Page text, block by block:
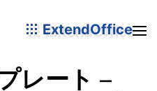
ExtendOffice
レート –